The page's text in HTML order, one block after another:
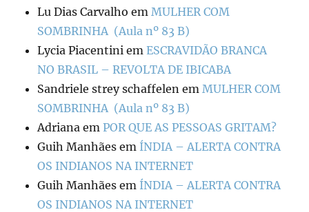
Lu Dias Carvalho em MULHER COM
SOMBRINHA (Aula nº 83 B)
Lycia Piacentini emESCRAVIDÃO BRANCA
NO BRASIL – REVOLTA DE IBICABA
Sandriele strey schaffelen em MULHER COM
SOMBRINHA (Aula nº 83 B)
Adriana em POR QUE AS PESSOAS GRITAM?
Guih Manhães em ÍNDIA – ALERTA CONTRA
OS INDIANOS NA INTERNET
Guih Manhães em ÍNDIA – ALERTA CONTRA
OS INDIANOS NA INTERNET